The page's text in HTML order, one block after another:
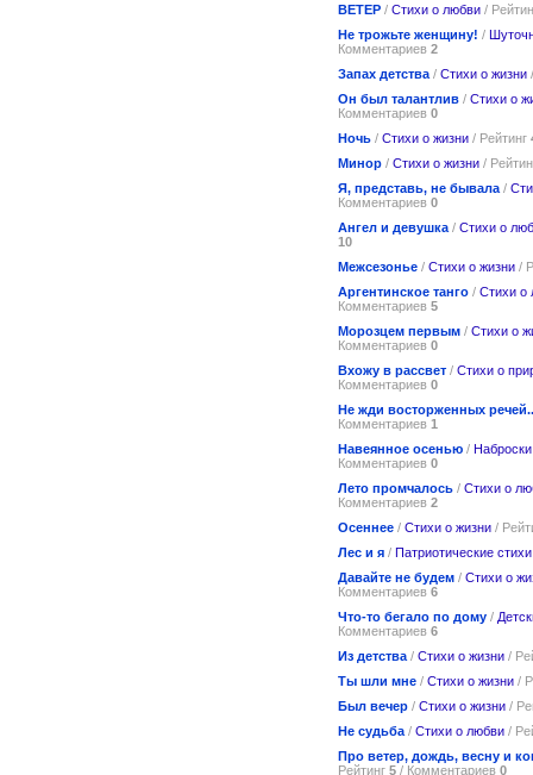
ВЕТЕР / Стихи о любви /
Не трожьте женщину! /
Комментариев 2
Запах детства / Стихи о жизни
Он был талантлив / Стихи о
Комментариев 0
Ночь / Стихи о жизни / Рейтинг
Минор / Стихи о жизни /
Я, представь, не бывала /
Комментариев 0
Ангел и девушка / Стихи о
10
Межсезонье / Стихи о жизни /
Аргентинское танго / Стихи о
Комментариев 5
Морозцем первым / Стихи о
Комментариев 0
Вхожу в рассвет / Стихи о
Комментариев 0
Не жди восторженных
Комментариев 1
Навеянное осенью /
Комментариев 0
Лето промчалось / Стихи о
Комментариев 2
Осеннее / Стихи о жизни /
Лес и я / Патриотические стихи
Давайте не будем / Стихи о
Комментариев 6
Что-то бегало по дому /
Комментариев 6
Из детства / Стихи о жизни /
Ты шли мне / Стихи о жизни /
Был вечер / Стихи о жизни /
Не судьба / Стихи о любви /
Про ветер, дождь, весну и
Рейтинг 5 / Комментариев 0